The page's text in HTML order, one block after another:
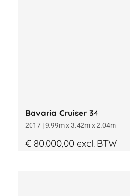
Bavaria Cruiser 34
2017 | 9.99m x 3.42m x 2.04m
€ 80.000,00 excl. BTW